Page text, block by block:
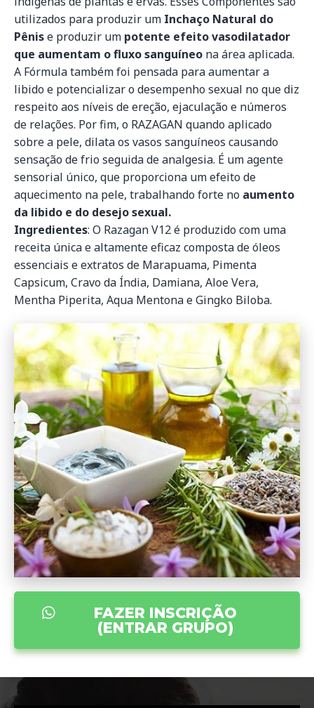
utilizados para produzir um Inchaço Natural do
Pênise produzir um potente efeito vasodilatador
que aumentam o fluxo sanguíneo na área aplicada.
A Fórmula também foi pensada para aumentar a
libido e potencializar o desempenho sexual no que diz
respeito aos níveis de ereção, ejaculação e números
de relações. Por fim, o RAZAGAN quando aplicado
sobre a pele, dilata os vasos sanguíneos causando
sensação de frio seguida de analgesia. É um agente
sensorial único, que proporciona um efeito de
aquecimento na pele, trabalhando forte no aumento
da libido e do desejo sexual.
Ingredientes: O Razagan V12 é produzido com uma
receita única e altamente eficaz composta de óleos
essenciais e extratos de Marapuama, Pimenta
Capsicum, Cravo da Índia, Damiana, Aloe Vera,
Mentha Piperita, Aqua Mentona e Gingko Biloba.
FAZER INSCRIÇÃO
(ENTRAR GRUPO)